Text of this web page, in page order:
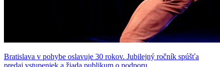
Bratislava v pohybe oslavuje 30 rokov. Jubilejný ročník spúšťa
predaj vstupeniek a žiada publikum o podporu